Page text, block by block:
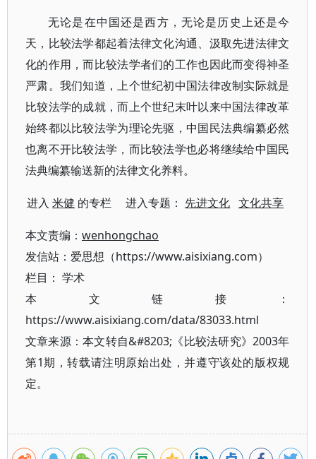
无论是在中国还是西方，无论是历史上还是今
天，比较法学都起着法律文化沟通、汲取先进法律文
化的作用，而比较法学者们的工作也因此而变得神圣
严肃。我们知道，上个世纪初中国法律改制实际就是
比较法学的成就，而上个世纪末叶以来中国法律改革
始终都以比较法学为理论先驱，中国民法典编纂必然
也离不开比较法学，而比较法学也必将继续给中国民
法典编纂输送新的法律文化养料。
进入米健 的专栏 进入专题： 先进文化 文化共享
本文责编： wenhongchao
发信站：爱思想（https://www.aisixiang.com）
栏目： 学术
本文链接：
https://www.aisixiang.com/data/83033.html
文章来源：本文转自&#8203;《比较法研究》2003年
第1期，转载请注明原始出处，并遵守该处的版权规
定。